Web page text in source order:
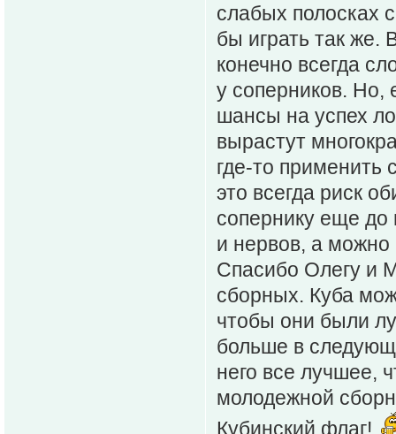
слабых полосках
бы играть так же.
конечно всегда
у соперников. Но,
шансы на успех
вырастут
где-то применить
это всегда риск
сопернику еще до
и нервов, а
Спасибо Олегу и
сборных. Куба
чтобы они были
больше в
него все лучшее,
молодежной
Кубинский флаг!